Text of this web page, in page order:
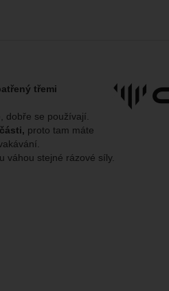
takže
zobrazit
stran.
Výrobce:
třemi
dobře se používají.
proto tam máte
váhou stejné rázové síly.